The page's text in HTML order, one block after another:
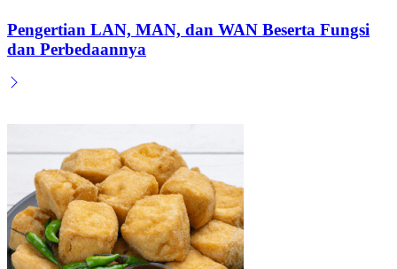
Pengertian LAN, MAN, dan WAN Beserta Fungsi
dan Perbedaannya